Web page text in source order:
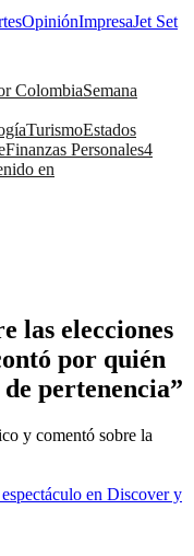
OpiniónImpresaJet Set
ColombiaSemana
TurismoEstados
Finanzas Personales4
en
las elecciones
por quién
pertenencia”
y comentó sobre la
en Discover y